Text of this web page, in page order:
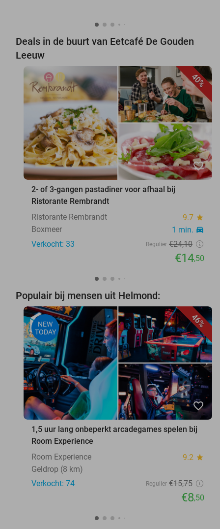
Deals in de buurt van Eetcafé De Gouden
Leeuw
40%
favorite_border
2- of 3-gangen pastadiner voor afhaal bij
Ristorante Rembrandt
Ristorante Rembrandt
9.7 star
Boxmeer 1 min. directions_car
Verkocht: 33 Regulier €24,10
€14,50
Populair bij mensen uit Helmond:
46%
NEW
TODAY
favorite_border
1,5 uur lang onbeperkt arcadegames spelen bij
Room Experience
Room Experience
9.2 star
Geldrop (8 km)
Verkocht: 74
Regulier €15,75
€8,50